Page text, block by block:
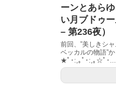
ーンとあら
い月ブドゥ
– 第236夜）
前回、”美しきシ
ベッカルの物語”
★ﾟ･:,｡ﾟ･:,｡☆ﾟ･...